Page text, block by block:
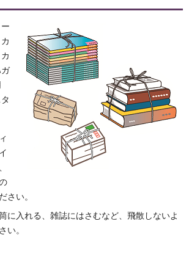
さい。
に入れる、雑誌にはさむなど、飛散しないよ
い。